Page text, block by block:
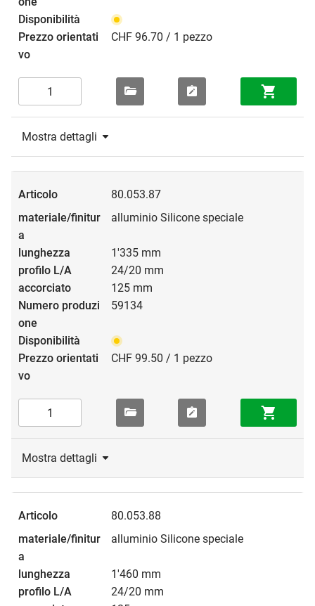
CHF 96.70 / 1 pezzo
Mostra dettagli
80.053.87
alluminio Silicone speciale
1'335 mm
24/20 mm
125 mm
59134
CHF 99.50 / 1 pezzo
Mostra dettagli
80.053.88
alluminio Silicone speciale
1'460 mm
24/20 mm